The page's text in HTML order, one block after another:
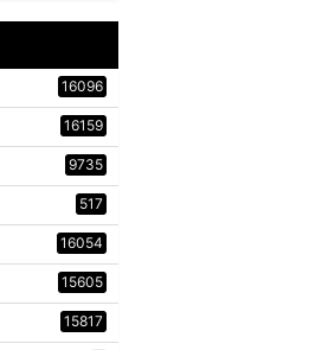
16096
16159
9735
517
16054
15605
15817